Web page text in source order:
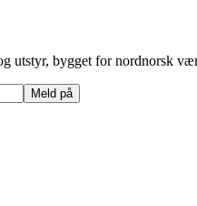
utstyr, bygget for nordnorsk
Meld på